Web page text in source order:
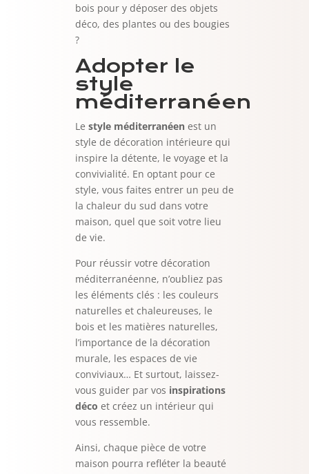
bois pour y déposer des objets
déco, des plantes ou des bougies
?
Adopter le
style
méditerranéen
Le style méditerranéenest un
style de décoration intérieure qui
inspire la détente, le voyage et la
convivialité. En optant pour ce
style, vous faites entrer un peu de
la chaleur du sud dans votre
maison, quel que soit votre lieu
de vie.
Pour réussir votre décoration
méditerranéenne, n’oubliez pas
les éléments clés : les couleurs
naturelles et chaleureuses, le
bois et les matières naturelles,
l’importance de la décoration
murale, les espaces de vie
conviviaux… Et surtout, laissez-
vous guider par vos inspirations
déco et créez un intérieur qui
vous ressemble.
Ainsi, chaque pièce de votre
maison pourra refléter la beauté